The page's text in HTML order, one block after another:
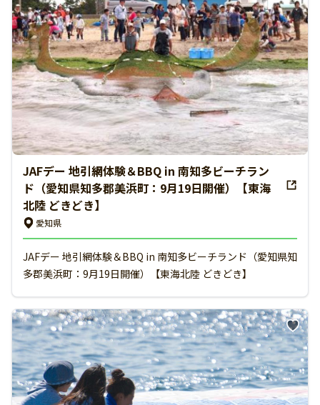
JAFデー 地引網体験＆BBQ in 南知多ビーチラン
ド（愛知県知多郡美浜町：9月19日開催）【東海
北陸 どきどき】
愛知県
JAFデー 地引網体験＆BBQ in 南知多ビーチランド（愛知県知
多郡美浜町：9月19日開催）【東海北陸 どきどき】